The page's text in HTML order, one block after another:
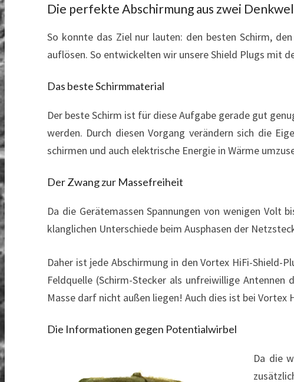
Die perfekte Abschirmung aus zwei
So konnte das Ziel nur lauten: den besten Schirm,
auflösen. So entwickelten wir unsere Shield Plugs mit
Das beste Schirmmaterial
Der beste Schirm ist für diese Aufgabe gerade gut
werden. Durch diesen Vorgang verändern sich die
schirmen und auch elektrische Energie in Wärme
Der Zwang zur Massefreiheit
Da die Gerätemassen Spannungen von wenigen
klanglichen Unterschiede beim Ausphasen der
Daher ist jede Abschirmung in den Vortex HiFi-Shield-
Feldquelle (Schirm-Stecker als unfreiwillige
Masse darf nicht außen liegen! Auch dies ist bei
Die Informationen gegen Potentialwirbel
Da die